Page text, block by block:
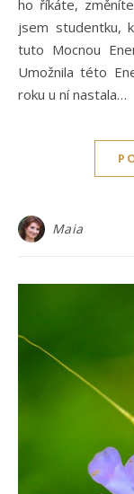
ho říkáte,
jsem studentku,
tuto Mocnou
Umožnila této
roku u ní nastala…
Maia